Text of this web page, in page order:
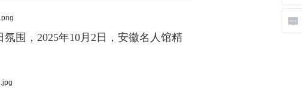
围，2025年10月2日，安徽名人馆精